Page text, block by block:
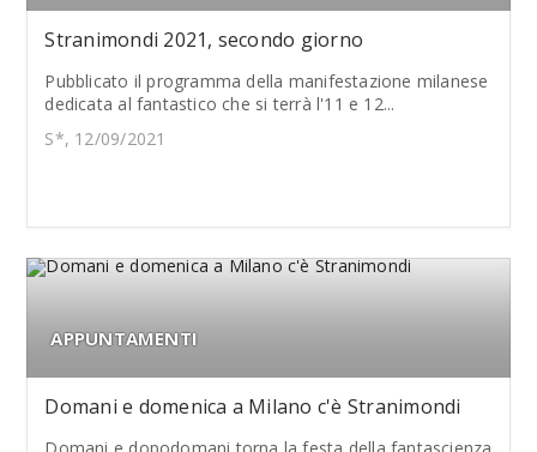
Stranimondi 2021, secondo giorno
Pubblicato il programma della manifestazione milanese
dedicata al fantastico che si terrà l'11 e 12...
S*, 12/09/2021
APPUNTAMENTI
Domani e domenica a Milano c'è Stranimondi